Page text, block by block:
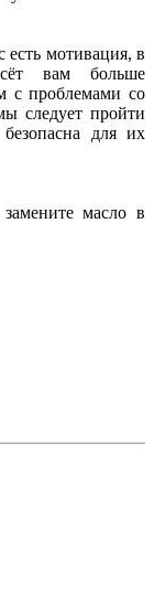
есть мотивация, в
вам больше
с проблемами со
следует пройти
для их
масло в